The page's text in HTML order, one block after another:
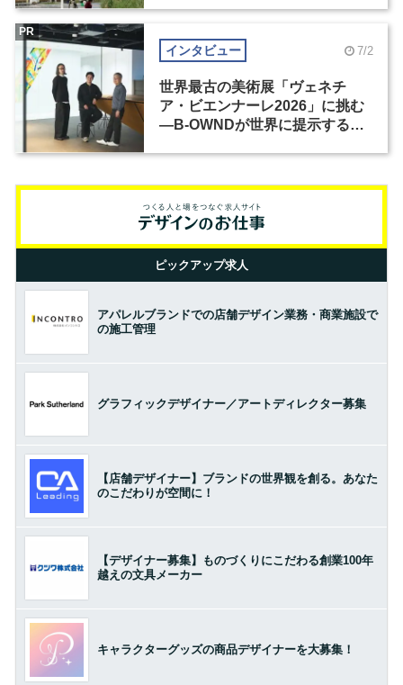
インタビュー 7/2
世界最古の美術展「ヴェネチ
ア・ビエンナーレ2026」に挑む
―B-OWNDが世界に提示する美
PR
ピックアップ求人
アパレルブランドでの店舗デザイン業務・商業施設で
の施工管理
グラフィックデザイナー／アートディレクター募集
【店舗デザイナー】ブランドの世界観を創る。あなた
のこだわりが空間に！
【デザイナー募集】ものづくりにこだわる創業100年
越えの文具メーカー
キャラクターグッズの商品デザイナーを大募集！